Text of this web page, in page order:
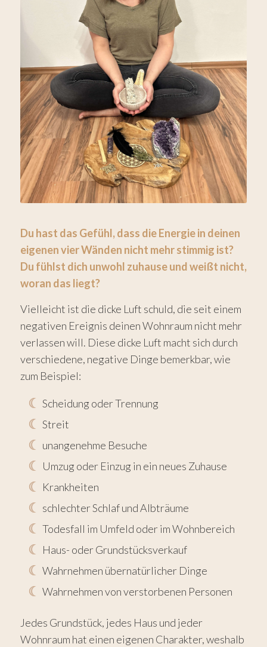
Du hast das Gefühl, dass die Energie in deinen
eigenen vier Wänden nicht mehr stimmig ist?
Du fühlst dich unwohl zuhause und weißt nicht,
woran das liegt?
Vielleicht ist die dicke Luft schuld, die seit einem
negativen Ereignis deinen Wohnraum nicht mehr
verlassen will. Diese dicke Luft macht sich durch
verschiedene, negative Dinge bemerkbar, wie
zum Beispiel:
Scheidung oder Trennung
Streit
unangenehme Besuche
Umzug oder Einzug in ein neues Zuhause
Krankheiten
schlechter Schlaf und Albträume
Todesfall im Umfeld oder im Wohnbereich
Haus- oder Grundstücksverkauf
Wahrnehmen übernatürlicher Dinge
Wahrnehmen von verstorbenen Personen
Jedes Grundstück, jedes Haus und jeder
Wohnraum hat einen eigenen Charakter, weshalb